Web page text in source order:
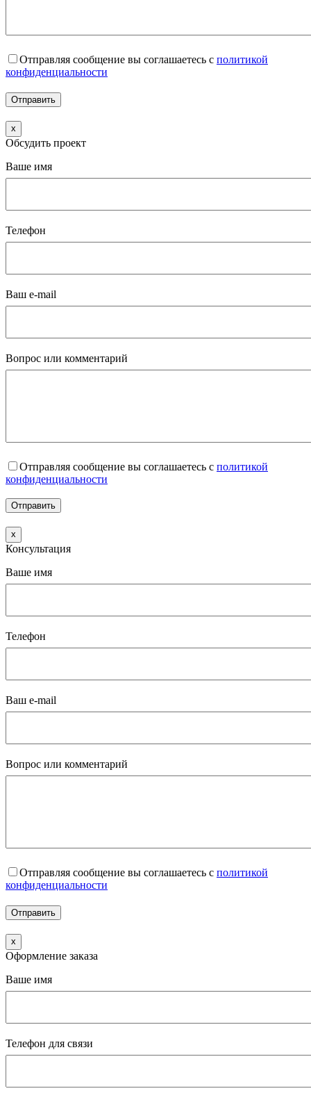
Отправляя сообщение вы соглашаетесь с политикой
конфиденциальности
x
Обсудить проект
Ваше имя
Телефон
Ваш e-mail
Вопрос или комментарий
Отправляя сообщение вы соглашаетесь с политикой
конфиденциальности
x
Консультация
Ваше имя
Телефон
Ваш e-mail
Вопрос или комментарий
Отправляя сообщение вы соглашаетесь с политикой
конфиденциальности
x
Оформление заказа
Ваше имя
Телефон для связи